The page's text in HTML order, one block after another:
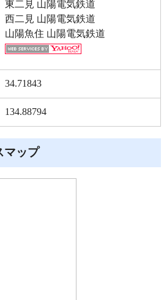
東二見 山陽電気鉄道
西二見 山陽電気鉄道
山陽魚住 山陽電気鉄道
34.71843
134.88794
マップ